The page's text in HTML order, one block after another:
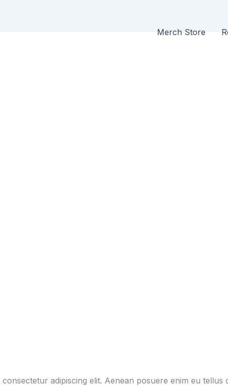
Merch Store
adipiscing elit. Aenean posuere enim eu